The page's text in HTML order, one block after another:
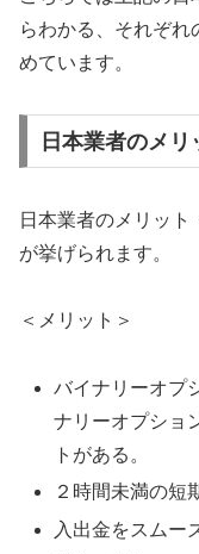
らわかる、それぞれ
めています。
日本業者のメリ
日本業者のメリッ
が挙げられます。
＜メリット＞
バイナリーオプ
ナリーオプショ
トがある。
２時間未満の短
入出金をスムー